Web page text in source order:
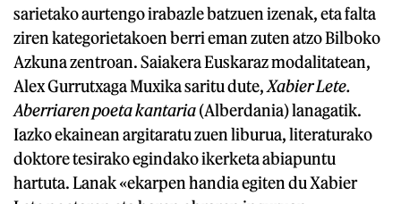
sarietako aurtengo irabazle batzuen izenak, eta falta
ziren kategorietakoen berri eman zuten atzo Bilboko
Azkuna zentroan. Saiakera Euskaraz modalitatean,
Alex Gurrutxaga Muxika saritu dute,Xabier Lete.
Aberriaren poeta kantaria(Alberdania) lanagatik.
Iazko ekainean argitaratu zuen liburua, literaturako
doktore tesirako egindako ikerketa abiapuntu
hartuta. Lanak «ekarpen handia egiten du Xabier